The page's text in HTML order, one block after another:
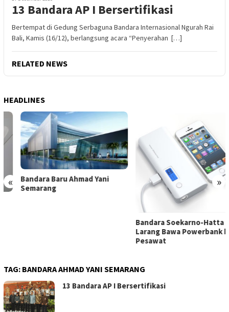
13 Bandara AP I Bersertifikasi
Bertempat di Gedung Serbaguna Bandara Internasional Ngurah Rai
Bali, Kamis (16/12), berlangsung acara “Penyerahan […]
RELATED NEWS
HEADLINES
« »
Bandara Baru Ahmad Yani
Semarang
Bandara Soekarno-Hatta
Larang Bawa Powerbank ke
Pesawat
TAG: BANDARA AHMAD YANI SEMARANG
13 Bandara AP I Bersertifikasi